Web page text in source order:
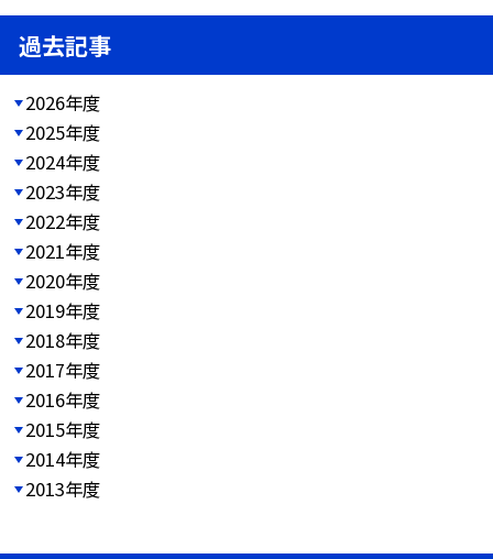
過去記事
2026年度
2025年度
2024年度
2023年度
2022年度
2021年度
2020年度
2019年度
2018年度
2017年度
2016年度
2015年度
2014年度
2013年度